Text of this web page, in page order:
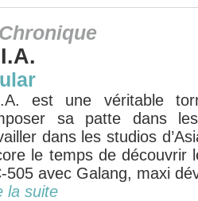
Chronique
est une véritable
sa patte dans
dans les studios
le temps de découvrir
505 avec Galang, maxi
la suite